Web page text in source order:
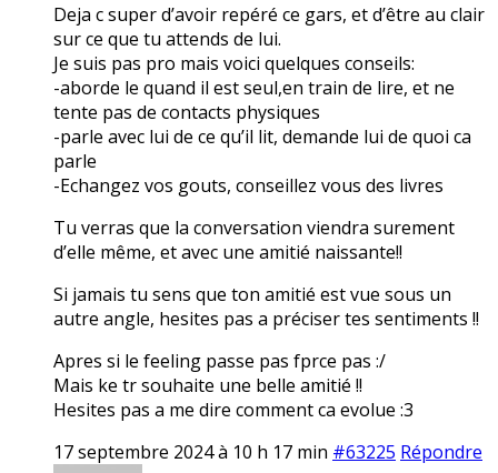
Deja c super d’avoir repéré ce gars, et d’être au clair
sur ce que tu attends de lui.
Je suis pas pro mais voici quelques conseils:
-aborde le quand il est seul,en train de lire, et ne
tente pas de contacts physiques
-parle avec lui de ce qu’il lit, demande lui de quoi ca
parle
-Echangez vos gouts, conseillez vous des livres
Tu verras que la conversation viendra surement
d’elle même, et avec une amitié naissante!!
Si jamais tu sens que ton amitié est vue sous un
autre angle, hesites pas a préciser tes sentiments !!
Apres si le feeling passe pas fprce pas :/
Mais ke tr souhaite une belle amitié !!
Hesites pas a me dire comment ca evolue :3
17 septembre 2024 à 10 h 17 min #63225 Répondre